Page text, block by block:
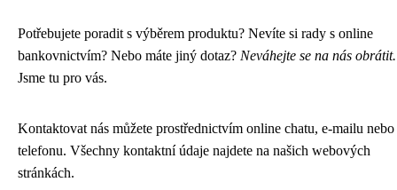
Potřebujete poradit s výběrem produktu? Nevíte si rady s online
bankovnictvím? Nebo máte jiný dotaz? Neváhejte se na nás obrátit.
Jsme tu pro vás.
Kontaktovat nás můžete prostřednictvím online chatu, e-mailu nebo
telefonu. Všechny kontaktní údaje najdete na našich webových
stránkách.